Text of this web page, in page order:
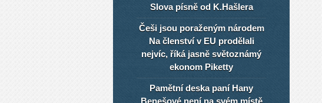
Slova písně od K.Hašlera
Češi jsou poraženým národem
Na členství v EU prodělali
nejvíc, říká jasně světoznámý
ekonom Piketty
Pamětní deska paní Hany
Benešové není na svém místě